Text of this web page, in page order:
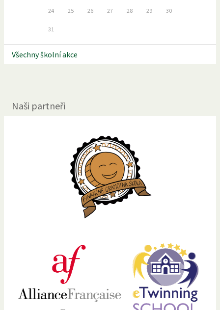
24 25 26 27 28 29 30
31
Všechny školní akce
Naši partneři